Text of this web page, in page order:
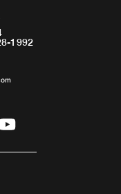
1992
Y
o
u